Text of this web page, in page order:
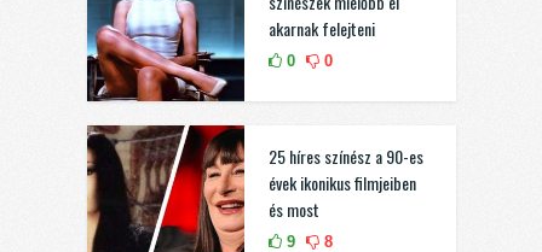
akarnak felejteni
0 0
25 híres színész a 90-es
évek ikonikus filmjeiben
és most
9 8